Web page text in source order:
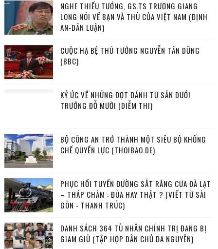
NGHE THIẾU TƯỚNG, GS.TS TRƯƠNG GIANG
LONG NÓI VỀ BẠN VÀ THÙ CỦA VIỆT NAM (ĐỊNH
AN-DÂN LUẬN)
CUỘC HẠ BỆ THỦ TƯỚNG NGUYỄN TẤN DŨNG
(BBC)
KÝ ỨC VỀ NHỮNG ĐỢT ĐÁNH TƯ SẢN DƯỚI
TRƯỚNG ĐỖ MƯỜI (DIỄM THI)
BỘ CÔNG AN TRỞ THÀNH MỘT SIÊU BỘ KHỐNG
CHẾ QUYỀN LỰC (THOIBAO.DE)
PHỤC HỒI TUYẾN ĐƯỜNG SẮT RĂNG CƯA ĐÀ LẠT
– THÁP CHÀM : ĐÙA HAY THẬT ? (VIẾT TỪ SÀI
GÒN - THANH TRÚC)
DANH SÁCH 364 TÙ NHÂN CHÍNH TRỊ ĐANG BỊ
GIAM GIỮ (TẬP HỢP DÂN CHỦ ĐA NGUYÊN)